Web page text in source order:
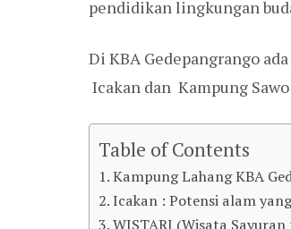
pendidikan lingkungan
Di KBA Gedepangrango
Icakan dan Kampung Sawo
Table of Contents
Kampung Lahang KBA
Icakan : Potensi alam
WISTARI (Wisata